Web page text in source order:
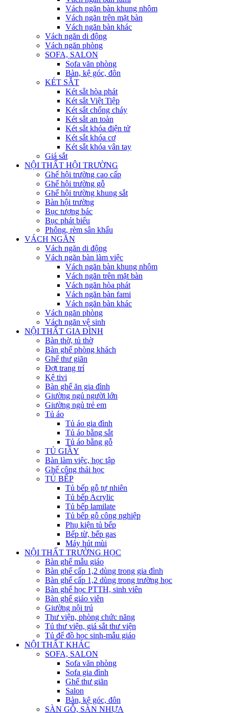
Vách ngăn bàn khung nhôm
Vách ngăn trên mặt bàn
Vách ngăn bàn khác
Vách ngăn di động
Vách ngăn phòng
SOFA, SALON
Sofa văn phòng
Bàn, kệ góc, đôn
KÉT SẮT
Két sắt hòa phát
Két sắt Việt Tiệp
Két sắt chống cháy
Két sắt an toàn
Két sắt khóa điện tử
Két sắt khóa cơ
Két sắt khóa vân tay
Giá sắt
NỘI THẤT HỘI TRƯỜNG
Ghế hội trường cao cấp
Ghế hội trường gỗ
Ghế hội trường khung sắt
Bàn hội trường
Bục tượng bác
Bục phát biểu
Phông, rèm sân khấu
VÁCH NGĂN
Vách ngăn di động
Vách ngăn bàn làm việc
Vách ngăn bàn khung nhôm
Vách ngăn trên mặt bàn
Vách ngăn hòa phát
Vách ngăn bàn fami
Vách ngăn bàn khác
Vách ngăn phòng
Vách ngăn vệ sinh
NỘI THẤT GIA ĐÌNH
Bàn thờ, tủ thờ
Bàn ghế phòng khách
Ghế thư giãn
Đợt trang trí
Kệ tivi
Bàn ghế ăn gia đình
Giường ngủ người lớn
Giường ngủ trẻ em
Tủ áo
Tủ áo gia đình
Tủ áo bằng sắt
Tủ áo bằng gỗ
TỦ GIẦY
Bàn làm việc, học tập
Ghế công thái học
TỦ BẾP
Tủ bếp gỗ tự nhiên
Tủ bếp Acrylic
Tủ bếp lamilate
Tủ bếp gỗ công nghiệp
Phụ kiện tủ bếp
Bếp từ, bếp gas
Máy hút mùi
NỘI THẤT TRƯỜNG HỌC
Bàn ghế mẫu giáo
Bàn ghế cấp 1,2 dùng trong gia đình
Bàn ghế cấp 1,2 dùng trong trường học
Bàn ghế học PTTH, sinh viên
Bàn ghế giáo viên
Giường nội trú
Thư viện, phòng chức năng
Tủ thư viện, giá sắt thư viện
Tủ để đồ học sinh-mẫu giáo
NỘI THẤT KHÁC
SOFA, SALON
Sofa văn phòng
Sofa gia đình
Ghế thư giãn
Salon
Bàn, kệ góc, đôn
SÀN GỖ, SÀN NHỰA